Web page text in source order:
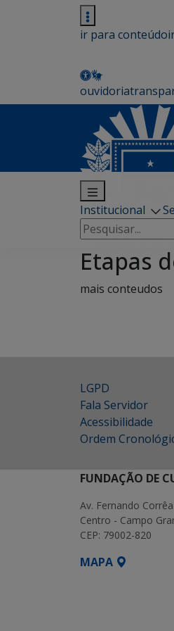
ir para conteúdo
ouvidoria
Institucional
Pesquisar
por:
Etapas
mais conteudos
LGPD
Fala Servidor
Acessibilidade
Ordem
FUNDAÇÃO DE
Av. Fernando
Centro - Campo
CEP: 79002-820
MAPA